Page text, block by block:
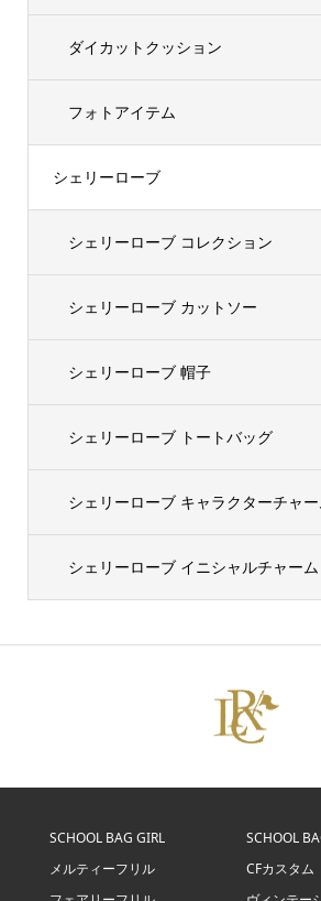
ダイカットクッション
フォトアイテム
シェリーローブ
シェリーローブ コレクション
シェリーローブ カットソー
シェリーローブ 帽子
シェリーローブ トートバッグ
シェリーローブ キャラクターチャ
シェリーローブ イニシャルチャーム
SCHOOL BAG GIRL
メルティーフリル
SCHOOL
CFカスタム